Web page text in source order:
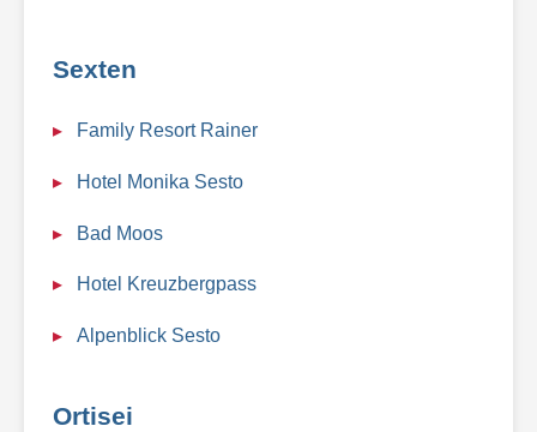
Sexten
Family Resort Rainer
Hotel Monika Sesto
Bad Moos
Hotel Kreuzbergpass
Alpenblick Sesto
Ortisei